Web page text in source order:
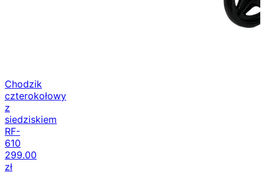
Chodzik
czterokołowy
z
siedziskiem
RF-
610
299.00
zł